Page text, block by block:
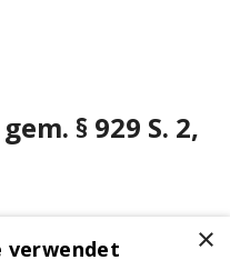
§ 929 S. 2,
×
verwendet